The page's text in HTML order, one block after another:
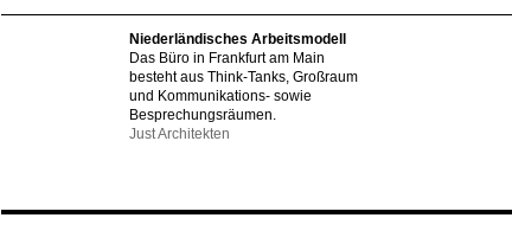
Niederländisches Arbeitsmodell
Das Büro in Frankfurt am Main
besteht aus Think-Tanks, Großraum
und Kommunikations- sowie
Besprechungsräumen.
Just Architekten